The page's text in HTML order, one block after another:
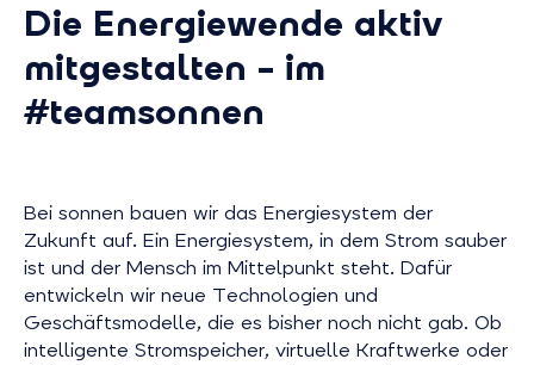
Die Energiewende aktiv
mitgestalten – im
#teamsonnen
Bei sonnen bauen wir das Energiesystem der
Zukunft auf. Ein Energiesystem, in dem Strom sauber
ist und der Mensch im Mittelpunkt steht. Dafür
entwickeln wir neue Technologien und
Geschäftsmodelle, die es bisher noch nicht gab. Ob
intelligente Stromspeicher, virtuelle Kraftwerke oder